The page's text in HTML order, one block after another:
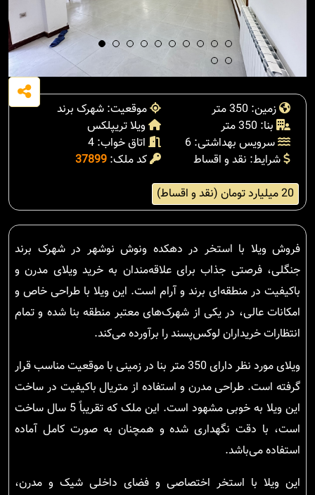
زمین: 350 متر
موقعیت: شهرک برند
بنا: 350 متر
ویلا تریپلکس
سرویس بهداشتی: 6
اتاق خواب: 4
شرایط: نقد و اقساط
کد ملک: 37899
20 میلیارد تومان (نقد و اقساط)
فروش ویلا با استخر در دهکده ونوش نوشهر در شهرک برند
جنگلی، فرصتی جذاب برای علاقه‌مندان به خرید ویلای مدرن و
باکیفیت در منطقه‌ای برند و آرام است. این ویلا با طراحی خاص و
امکانات عالی، در یکی از شهرک‌های معتبر منطقه بنا شده و تمام
انتظارات خریداران لوکس‌پسند را برآورده می‌کند.
ویلای مورد نظر دارای 350 متر بنا در زمینی با موقعیت مناسب قرار
گرفته است. طراحی مدرن و استفاده از متریال باکیفیت در ساخت
این ویلا به خوبی مشهود است. این ملک که تقریباً 5 سال ساخت
است، با دقت نگهداری شده و همچنان به صورت کامل آماده
استفاده می‌باشد.
این ویلا با استخر اختصاصی و فضای داخلی شیک و مدرن،